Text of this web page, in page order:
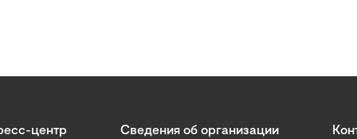
центр Сведения об организации